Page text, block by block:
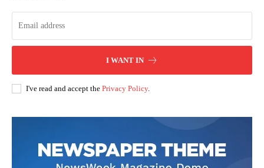
I WANT IN
I've read and accept the Privacy Policy.